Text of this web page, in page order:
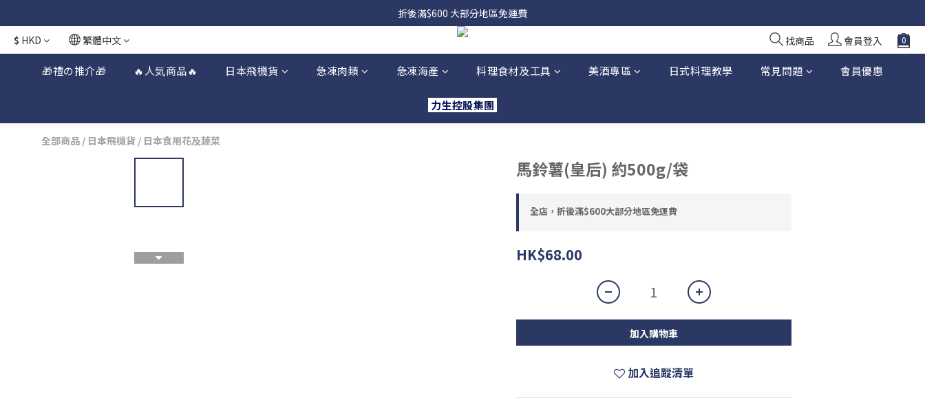
日本接近假期，貨源較不穩定；如想在 8 月 11 日至 8 月 15 日收貨，請務必於 8 月 10 日前落單
折後滿$600 大部分地區免運費
日本接近假期，貨源較不穩定；如想在 8 月 11 日至 8 月 15 日收貨，請務必於 8 月 10 日前落單
$ HKD 繁體中文 找商品 會員登入
🎁禮の推介🎁 🔥人気商品🔥 日本飛機貨 急凍肉類 急凍海產 料理食材及工具 美酒專區 日式料理教學 常見問題 會員優惠
力生控股集團
全部商品 / 日本飛機貨 / 日本食用花及蔬菜
馬鈴薯(皇后) 約500g/袋
全店，折後滿$600大部分地區免運費
HK$68.00
加入購物車
加入追蹤清單